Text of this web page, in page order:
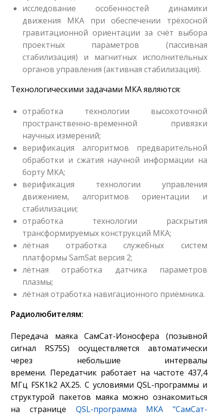
исследование особенностей динамики
движения МКА при обеспечении трёхосной
гравитационной ориентации за счёт выбора
проектных параметров (пассивная
стабилизация) и магнитных исполнительных
органов управления (активная стабилизация).
Технологическими задачами МКА являются:
отработка технологии высокоточной
пространственно-временной привязки
научных измерений;
верификация алгоритмов предварительной
обработки и сжатия научной информации на
борту МКА;
верификация технологии управления
движением, алгоритмов ориентации и
стабилизации;
отработка технологии раскрытия
трансформируемых конструкций МКА;
лётная отработка служебных систем
платформы SamSat версия 2;
лётная отработка датчика параметров
плазмы;
лётная отработка навигационного приёмника.
Радиолюбителям:
Передача маяка СамСат-Ионосфера (позывной
сигнал RS75S) осуществляется автоматически
через небольшие интервалы
времени. Передатчик работает на частоте 437,4
МГц FSK1k2 AX.25. С условиями QSL-программы и
структурой пакетов маяка можно ознакомиться
на странице QSL-программа МКА "СамСат-